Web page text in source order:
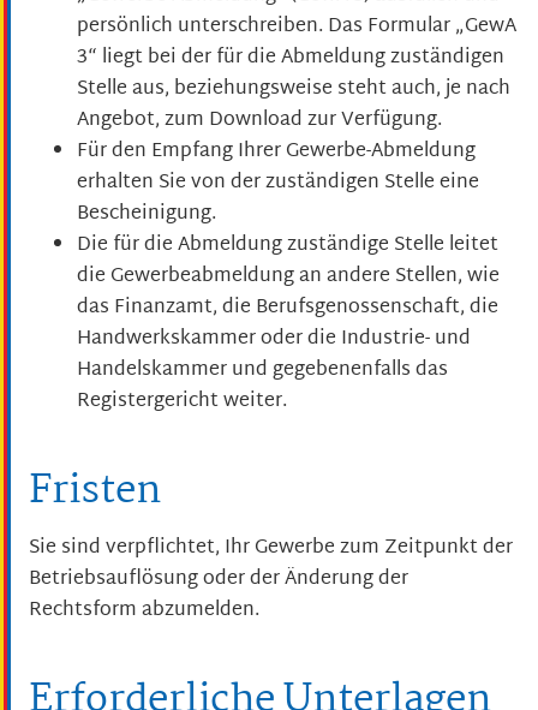
persönlich unterschreiben. Das Formular „GewA
3“ liegt bei der für die Abmeldung zuständigen
Stelle aus, beziehungsweise steht auch, je nach
Angebot, zum Download zur Verfügung.
Für den Empfang Ihrer Gewerbe-Abmeldung
erhalten Sie von der zuständigen Stelle eine
Bescheinigung.
Die für die Abmeldung zuständige Stelle leitet
die Gewerbeabmeldung an andere Stellen, wie
das Finanzamt, die Berufsgenossenschaft, die
Handwerkskammer oder die Industrie- und
Handelskammer und gegebenenfalls das
Registergericht weiter.
Fristen
Sie sind verpflichtet, Ihr Gewerbe zum Zeitpunkt der
Betriebsauflösung oder der Änderung der
Rechtsform abzumelden.